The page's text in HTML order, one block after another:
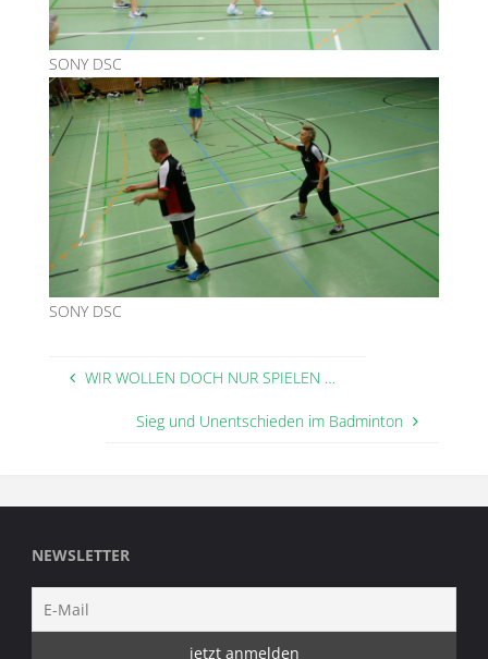
SONY DSC
SONY DSC
WIR WOLLEN DOCH NUR SPIELEN …
Sieg und Unentschieden im Badminton
NEWSLETTER